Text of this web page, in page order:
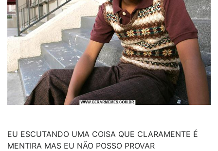
EU ESCUTANDO UMA COISA QUE CLARAMENTE É
MENTIRA MAS EU NÃO POSSO PROVAR